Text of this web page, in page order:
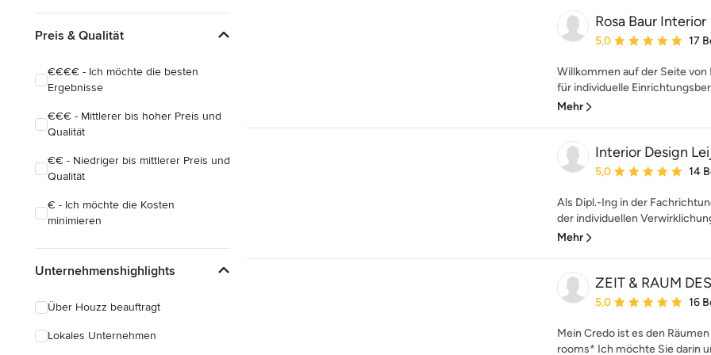
Preis & Qualität
€€€€ - Ich möchte die besten
Ergebnisse
€€€ - Mittlerer bis hoher Preis und
Qualität
€€ - Niedriger bis mittlerer Preis und
Qualität
€ - Ich möchte die Kosten
minimieren
Unternehmenshighlights
Über Houzz beauftragt
Lokales Unternehmen
Rosa Baur Interior
Durchschnittliche
5,0 17
Willkommen auf der Seite von
für individuelle
Mehr
Interior Design
Durchschnittliche
5,0 14
Als Dipl.-Ing in der
der individuellen
Mehr
ZEIT & RAUM
Durchschnittliche
5,0 16
Mein Credo ist es den
rooms* Ich möchte Sie darin